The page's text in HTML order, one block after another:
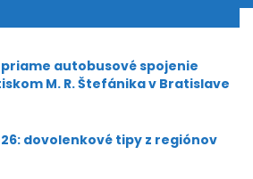
priame autobusové spojenie
M. R. Štefánika v Bratislave
dovolenkové tipy z regiónov